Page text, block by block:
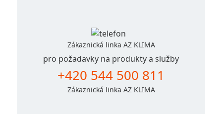
Zákaznická linka AZ KLIMA
pro požadavky na produkty a služby
+420 544 500 811
Zákaznická linka AZ KLIMA